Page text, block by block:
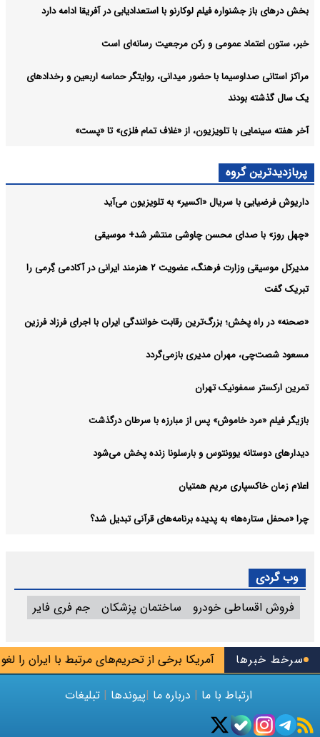
سرخط خبرها آمریکا برخی از تحریم‌های مرتبط با ایران را لغو کرد
بخش درهای باز جشنواره فیلم لوکارنو با استعدادیابی در آفریقا ادامه دارد
خبر، ستون اعتماد عمومی و رکن مرجعیت رسانه‌ای است
مراکز استانی صداوسیما با حضور میدانی، روایتگر حماسه اربعین و رخدادهای
یک سال گذشته بودند
آخر هفته سینمایی با تلویزیون، از «غلاف تمام فلزی» تا «پست»
پربازدیدترین گروه
داریوش فرضیایی با سریال «اکسیر» به تلویزیون می‌آید
«چهل روز» با صدای محسن چاوشی منتشر شد+ موسیقی
مدیرکل موسیقی وزارت فرهنگ، عضویت ۲ هنرمند ایرانی در آکادمی گِرمی را
تبریک گفت
«صحنه» در راه پخش؛ بزرگ‌ترین رقابت خوانندگی ایران با اجرای فرزاد فرزین
مسعود شصت‌چی، مهران مدیری بازمی‌گردد
تمرین ارکستر سمفونیک تهران
بازیگر فیلم «مرد خاموش» پس از مبارزه با سرطان درگذشت
دیدارهای دوستانه یوونتوس و بارسلونا زنده پخش می‌شود
اعلام زمان خاکسپاری مریم همتیان
چرا «محفل ستاره‌ها» به پدیده برنامه‌های قرآنی تبدیل شد؟
وب گردی
فروش اقساطی خودرو
ساختمان پزشکان جم فری فایر
ارتباط با ما | درباره ما |پیوندها | تبلیغات